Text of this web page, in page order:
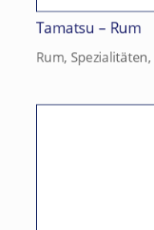
Tamatsu – Rum
Rum, Spezialitäten,